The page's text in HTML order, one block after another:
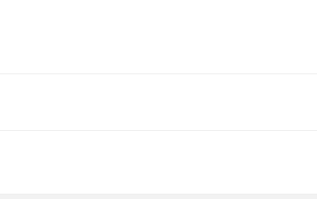
油画效果，极具观赏性，被誉为“脚下
百万件瓷器的业绩。陈炉枕骨瓷窑早
地方最重要的瓷业生产基地。其瓷制